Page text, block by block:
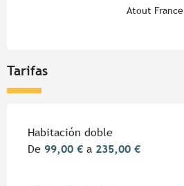
Atout France
Tarifas
Tarifas 2026
Habitación doble
De 99,00 € a 235,00 €